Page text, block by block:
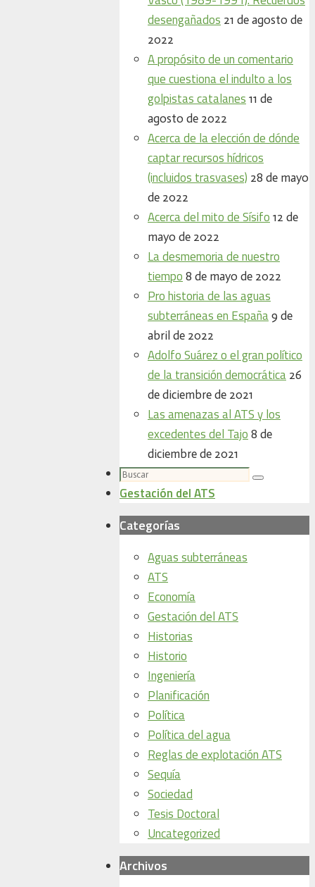
desengañados 21 de agosto de
2022
A propósito de un comentario
que cuestiona el indulto a los
golpistas catalanes 11 de
agosto de 2022
Acerca de la elección de dónde
captar recursos hídricos
(incluidos trasvases) 28 de mayo
de 2022
Acerca del mito de Sísifo 12 de
mayo de 2022
La desmemoria de nuestro
tiempo 8 de mayo de 2022
Pro historia de las aguas
subterráneas en España 9 de
abril de 2022
Adolfo Suárez o el gran político
de la transición democrática 26
de diciembre de 2021
Las amenazas al ATS y los
excedentes del Tajo 8 de
diciembre de 2021
Buscar:
Buscar
Gestación del ATS
Categorías
Aguas subterráneas
ATS
Economía
Gestación del ATS
Historias
Historio
Ingeniería
Planificación
Política
Política del agua
Reglas de explotación ATS
Sequía
Sociedad
Tesis Doctoral
Uncategorized
Archivos